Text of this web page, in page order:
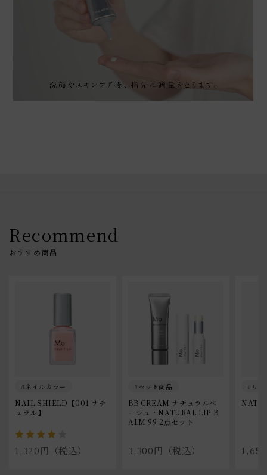
Recommend
ネイルカラー
NAIL SHIELD【001 ナチ
ュラル】
1,320円（税込）
セット商品
BB CREAM ナチュラルベ
ージュ・NATURAL LIP B
ALM 99 2点セット
3,300円（税込）
リ